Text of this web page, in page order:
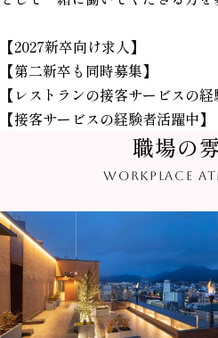
【2027新卒向け求人】
【第二新卒も同時募集】
【レストランの接客サービスの経
【接客サービスの経験者活躍中】
職場の
WORKPLACE